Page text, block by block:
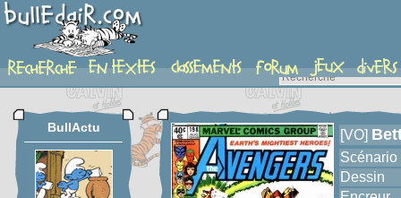
album
BullActu [VO]
Scénario
Dessin